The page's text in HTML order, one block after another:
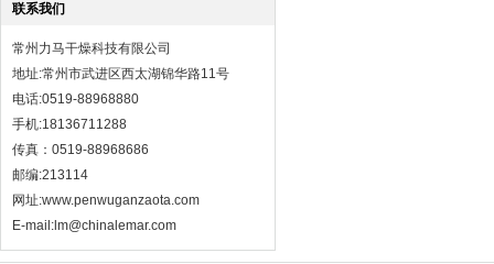
联系我们
常州力马干燥科技有限公司
地址:常州市武进区西太湖锦华路11号
电话:0519-88968880
手机:18136711288
传真：0519-88968686
邮编:213114
网址:www.penwuganzaota.com
E-mail:lm@chinalemar.com